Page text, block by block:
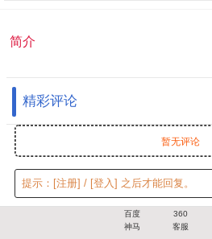
简介
精彩评论
暂无评论
提示： [注册] / [登入] 之后才能回复。
百度 360
神马
客服